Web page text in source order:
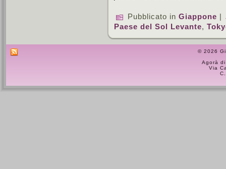
Pubblicato in Giappone |
Paese del Sol Levante,
© 2026
Agorà
Via